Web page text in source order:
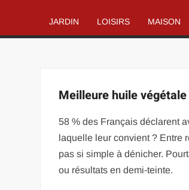
JARDIN LOISIRS MAISON
Meilleure huile
58 % des Français déclarent
laquelle leur convient ? Entre
pas si simple à dénicher.
ou résultats en demi-teinte.